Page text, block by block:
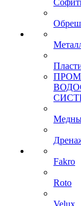
Fakro
Roto
Velux